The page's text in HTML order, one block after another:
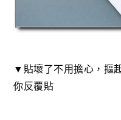
▼貼壞了不用擔心，摳
你反覆貼